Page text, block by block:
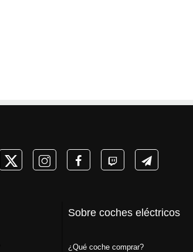
Sobre coches eléctricos
¿Qué coche comprar?